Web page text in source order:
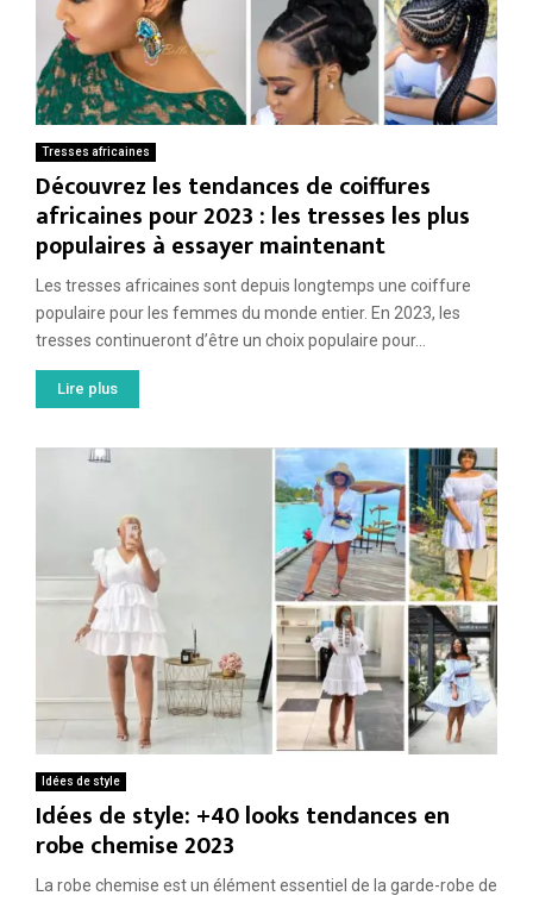
Tresses africaines
Découvrez les tendances de coiffures
africaines pour 2023 : les tresses les plus
populaires à essayer maintenant
Les tresses africaines sont depuis longtemps une coiffure
populaire pour les femmes du monde entier. En 2023, les
tresses continueront d’être un choix populaire pour...
Lire plus
Idées de style
Idées de style: +40 looks tendances en
robe chemise 2023
La robe chemise est un élément essentiel de la garde-robe de